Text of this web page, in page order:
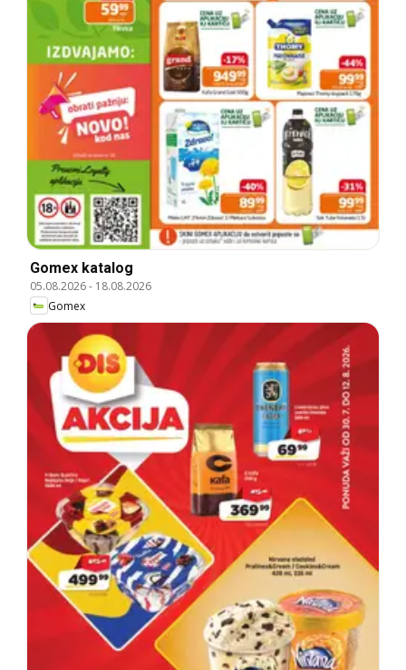
Gomex katalog
05.08.2026- 18.08.2026
Gomex